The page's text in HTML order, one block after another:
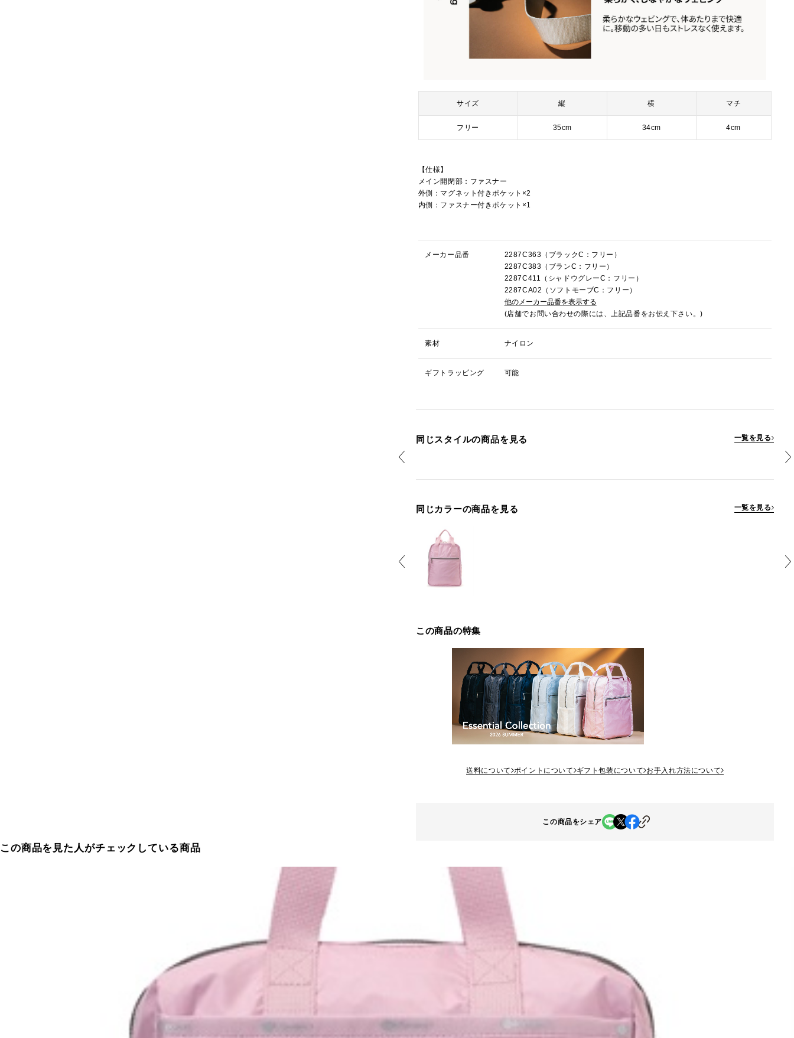
サイズ 縦 横 マチ
フリー 35cm 34cm 4cm
【仕様】
メイン開閉部：ファスナー
外側：マグネット付きポケット×2
内側：ファスナー付きポケット×1
メーカー品番
2287C363（ブラックC：フリー）
2287C383（ブランC：フリー）
2287C411（シャドウグレーC：フリー）
2287CA02（ソフトモーブC：フリー）
他のメーカー品番を表示する
(店舗でお問い合わせの際には、上記品番をお伝え下さい。)
素材 ナイロン
ギフトラッピング 可能
同じスタイルの商品を見る 一覧を見る
同じカラーの商品を見る 一覧を見る
この商品の特集
送料について ポイントについて ギフト包装について お手入れ方法について
この商品をシェア
この商品を見た人がチェックしている商品